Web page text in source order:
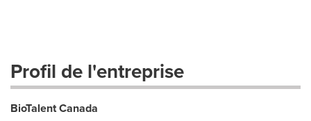
Profil de l'entreprise
BioTalent Canada